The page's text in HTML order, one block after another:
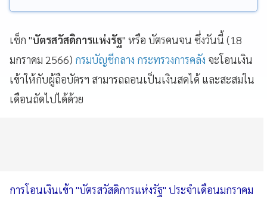
เช็ก "บัตรสวัสดิการแห่งรัฐ" หรือ บัตรคนจน ซึ่งวันนี้ (18
มกราคม 2566) กรมบัญชีกลาง กระทรวงการคลัง จะโอนเงิน
เข้าให้กับผู้ถือบัตรฯ สามารถถอนเป็นเงินสดได้ และสะสมใน
เดือนถัดไปได้ด้วย
การโอนเงินเข้า "บัตรสวัสดิการแห่งรัฐ" ประจำเดือนมกราคม